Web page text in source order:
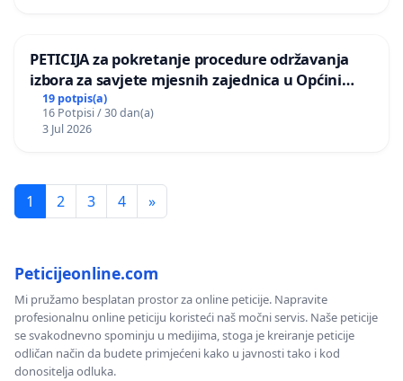
PETICIJA za pokretanje procedure održavanja
izbora za savjete mjesnih zajednica u Općini
Bugojno
19 potpis(a)
16 Potpisi / 30 dan(a)
3 Jul 2026
1 2 3 4 »
Peticijeonline.com
Mi pružamo besplatan prostor za online peticije. Napravite
profesionalnu online peticiju koristeći naš močni servis. Naše peticije
se svakodnevno spominju u medijima, stoga je kreiranje peticije
odličan način da budete primjećeni kako u javnosti tako i kod
donositelja odluka.